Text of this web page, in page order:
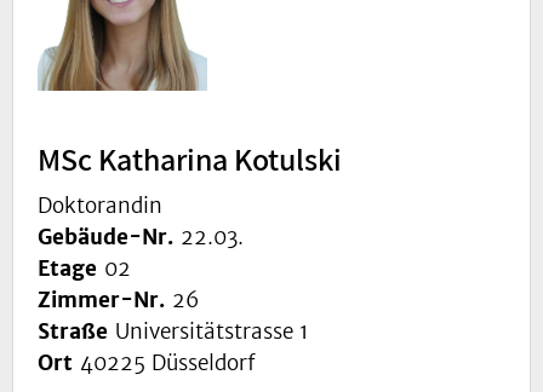
MSc Katharina Kotulski
Doktorandin
Gebäude-Nr. 22.03.
Etage 02
Zimmer-Nr. 26
Straße Universitätstrasse 1
Ort 40225 Düsseldorf